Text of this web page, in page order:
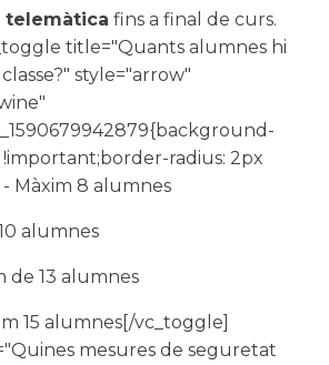
telemàtica fins a final de curs.
title="Quants alumnes hi
style="arrow"
radius: 2px
Màxim 8 alumnes
alumnes
de 13 alumnes
15 alumnes[/vc_toggle]
mesures de seguretat